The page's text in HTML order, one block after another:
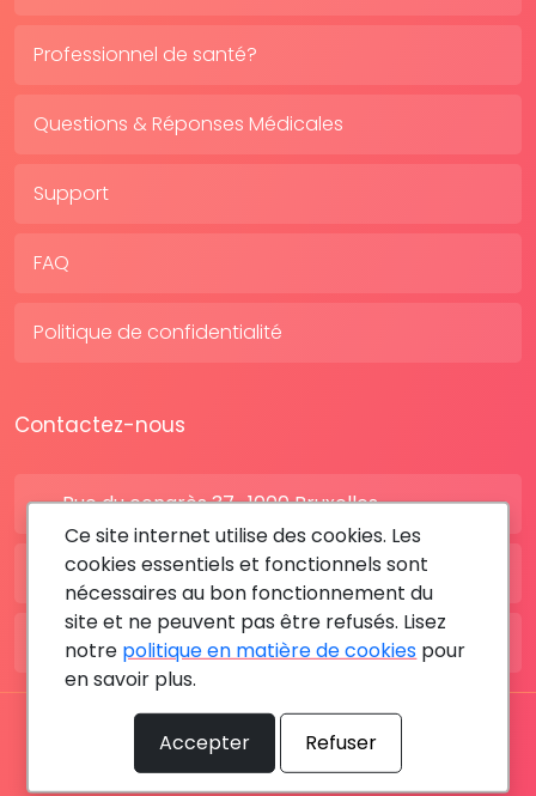
Professionnel de santé?
Questions & Réponses Médicales
Support
FAQ
Politique de confidentialité
Contactez-nous
Rue du congrès 37 , 1000 Bruxelles
BE: +32 28080227
FR: +33 183642895
Tous les droits sont réservés © 2026 RDV MÉDICAL By
MediaSatCom
Ce site internet utilise des cookies. Les
cookies essentiels et fonctionnels sont
nécessaires au bon fonctionnement du
site et ne peuvent pas être refusés. Lisez
notre politique en matière de cookies pour
en savoir plus.
Accepter Refuser